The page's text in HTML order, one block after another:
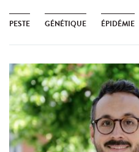
PESTE GÉNÉTIQUE ÉPIDÉMIE